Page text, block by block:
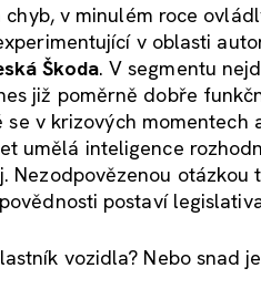
v minulém roce
v oblasti
Škoda. V segmentu
již poměrně dobře
v krizových
umělá inteligence
Nezodpovězenou
postaví
vozidla? Nebo snad